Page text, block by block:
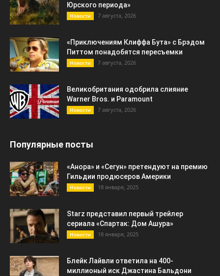
Юрского периода»
Новости 7 августа, 2026
«Приключениям Клиффа Бута» с Брэдом
Питтом понадобятся пересъемки
Новости 7 августа, 2026
Великобритания одобрила слияние
Warner Bros. и Paramount
Новости 7 августа, 2026
Популярные посты
«Анора» и «Сегун» претендуют на премию
Гильдии продюсеров Америки
Новости 18 января, 2025
Starz представил первый трейлер
сериала «Спартак: Дом Ашура»
Новости 18 января, 2025
Блейк Лайвли ответила на 400-
миллионый иск Джастина Бальдони